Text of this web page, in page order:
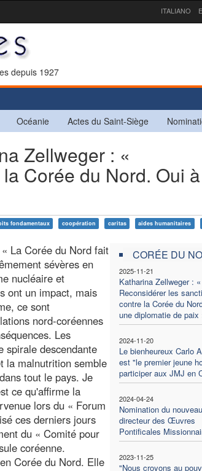
ITALIANO
depuis 1927
Océanie Actes du Saint-Siège
Zellweger : «
Corée du Nord. Oui
fondamentaux coopération caritas aides humanitaires
CORÉE DU
2025-11-21
Katharina Zellweger : «
Reconsidérer les
contre la Corée du
une diplomatie de paix
2024-11-20
Le bienheureux Carlo
est "le premier jeune
participer aux JMJ en
2024-04-24
Nomination du nouveau
directeur des Œuvres
Pontificales
2023-11-25
"Nous croyons au
La Corée du Nord fait
sévères en
nucléaire et
ont un impact, mais
ce sont
nord-coréennes
Les
spirale descendante
la malnutrition semble
tout le pays. Je
ce qu'affirme la
lors du « Forum
ces derniers jours
du « Comité pour
coréenne.
Corée du Nord. Elle